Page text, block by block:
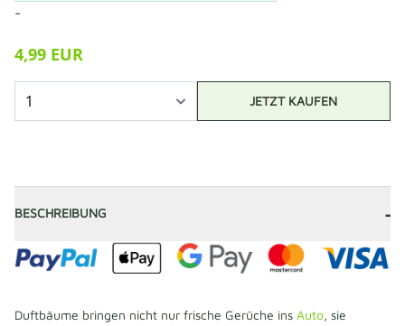
-
4,99 EUR
JETZT KAUFEN
BESCHREIBUNG -
Duftbäume bringen nicht nur frische Gerüche ins Auto, sie